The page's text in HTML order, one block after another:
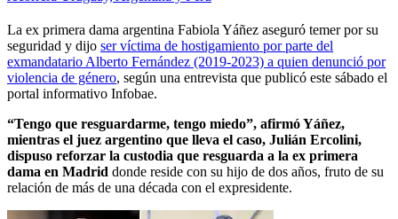
La ex primera dama argentina Fabiola Yáñez aseguró temer por su
seguridad y dijo ser víctima de hostigamiento por parte del
exmandatario Alberto Fernández (2019-2023) a quien denunció por
violencia de género, según una entrevista que publicó este sábado el
portal informativo Infobae.
“Tengo que resguardarme, tengo miedo”, afirmó Yáñez,
mientras el juez argentino que lleva el caso, Julián Ercolini,
dispuso reforzar la custodia que resguarda a la ex primera
dama en Madrid donde reside con su hijo de dos años, fruto de su
relación de más de una década con el expresidente.